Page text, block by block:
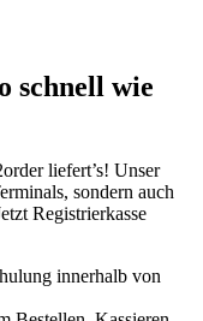
schnell wie
liefert’s! Unser
sondern auch
Registrierkasse
innerhalb von